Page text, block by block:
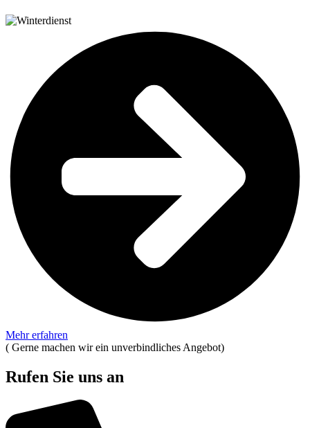
Mehr erfahren
( Gerne machen wir ein unverbindliches Angebot)
Rufen Sie uns an